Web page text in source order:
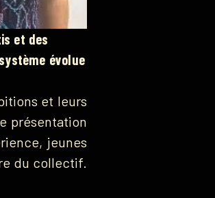
et des
évolue
et leurs
présentation
jeunes
du collectif.